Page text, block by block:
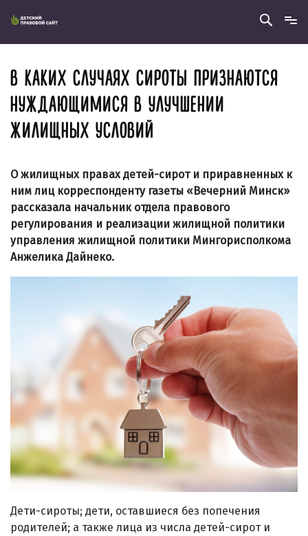
В КАКИХ СЛУЧАЯХ СИРОТЫ ПРИЗНАЮТСЯ
НУЖДАЮЩИМИСЯ В УЛУЧШЕНИИ
ЖИЛИЩНЫХ УСЛОВИЙ
О жилищных правах детей-сирот и приравненных к
ним лиц корреспонденту газеты «Вечерний Минск»
рассказала начальник отдела правового
регулирования и реализации жилищной политики
управления жилищной политики Мингорисполкома
Анжелика Дайнеко.
Дети-сироты; дети, оставшиеся без попечения
родителей; а также лица из числа детей-сирот и